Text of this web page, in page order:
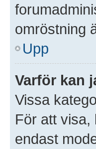
omröstning
Upp
Varför kan
Vissa
För att visa,
endast